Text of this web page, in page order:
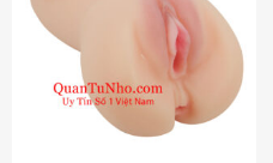
thể.
chọn
thể